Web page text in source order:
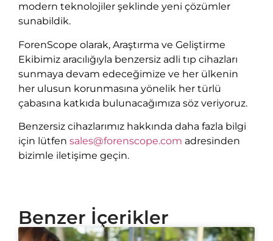
modern teknolojiler şeklinde yeni çözümler
sunabildik.
ForenScope olarak, Araştırma ve Geliştirme
Ekibimiz aracılığıyla benzersiz adli tıp cihazları
sunmaya devam edeceğimize ve her ülkenin
her ulusun korunmasına yönelik her türlü
çabasına katkıda bulunacağımıza söz veriyoruz.
Benzersiz cihazlarımız hakkında daha fazla bilgi
için lütfen sales@forenscope.com adresinden
bizimle iletişime geçin.
Benzer İçerikler